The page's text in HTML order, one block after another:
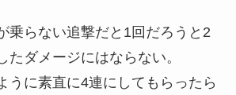
乗らない追撃だと1回だろうと2
たダメージにはならない。
うに素直に4連にしてもらったら